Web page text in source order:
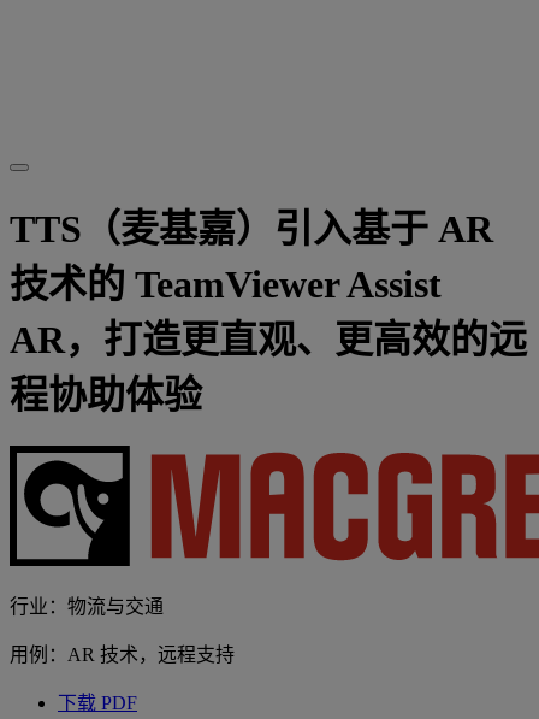
TTS（麦基嘉）引入基于 AR
技术的 TeamViewer Assist
AR，打造更直观、更高效的远
程协助体验
行业：物流与交通
用例：AR 技术，远程支持
下载 PDF